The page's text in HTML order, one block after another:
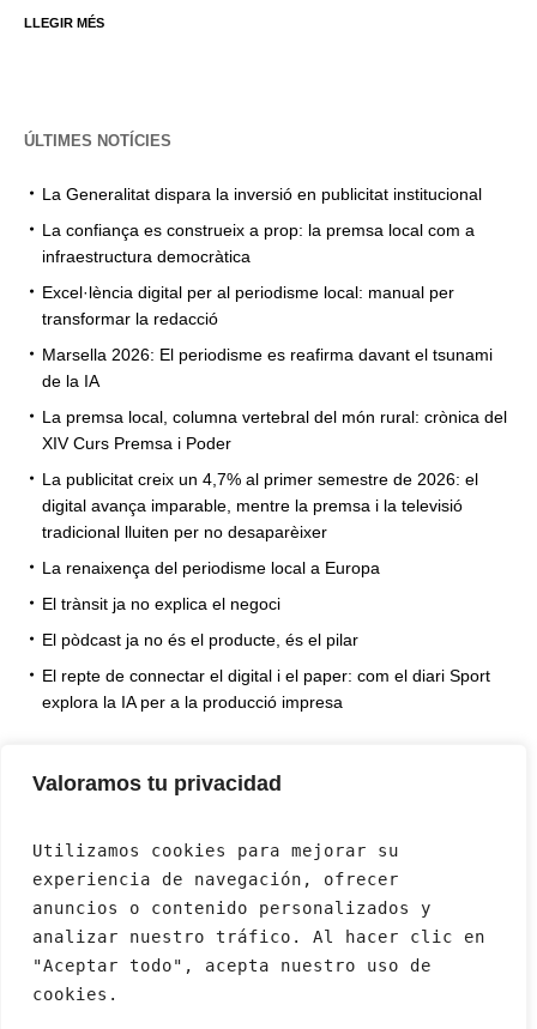
Valoramos tu privacidad
Utilizamos cookies para mejorar su
experiencia de navegación, ofrecer
anuncios o contenido personalizados y
analizar nuestro tráfico. Al hacer clic en
"Aceptar todo", acepta nuestro uso de
cookies.
LLEGIR MÉS
ÚLTIMES NOTÍCIES
La Generalitat dispara la inversió en publicitat institucional
La confiança es construeix a prop: la premsa local com a
infraestructura democràtica
Excel·lència digital per al periodisme local: manual per
transformar la redacció
Marsella 2026: El periodisme es reafirma davant el tsunami
de la IA
La premsa local, columna vertebral del món rural: crònica del
XIV Curs Premsa i Poder
La publicitat creix un 4,7% al primer semestre de 2026: el
digital avança imparable, mentre la premsa i la televisió
tradicional lluiten per no desaparèixer
La renaixença del periodisme local a Europa
El trànsit ja no explica el negoci
El pòdcast ja no és el producte, és el pilar
El repte de connectar el digital i el paper: com el diari Sport
explora la IA per a la producció impresa